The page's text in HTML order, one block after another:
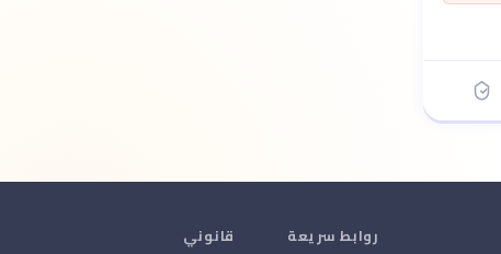
روابط سريعة قانوني